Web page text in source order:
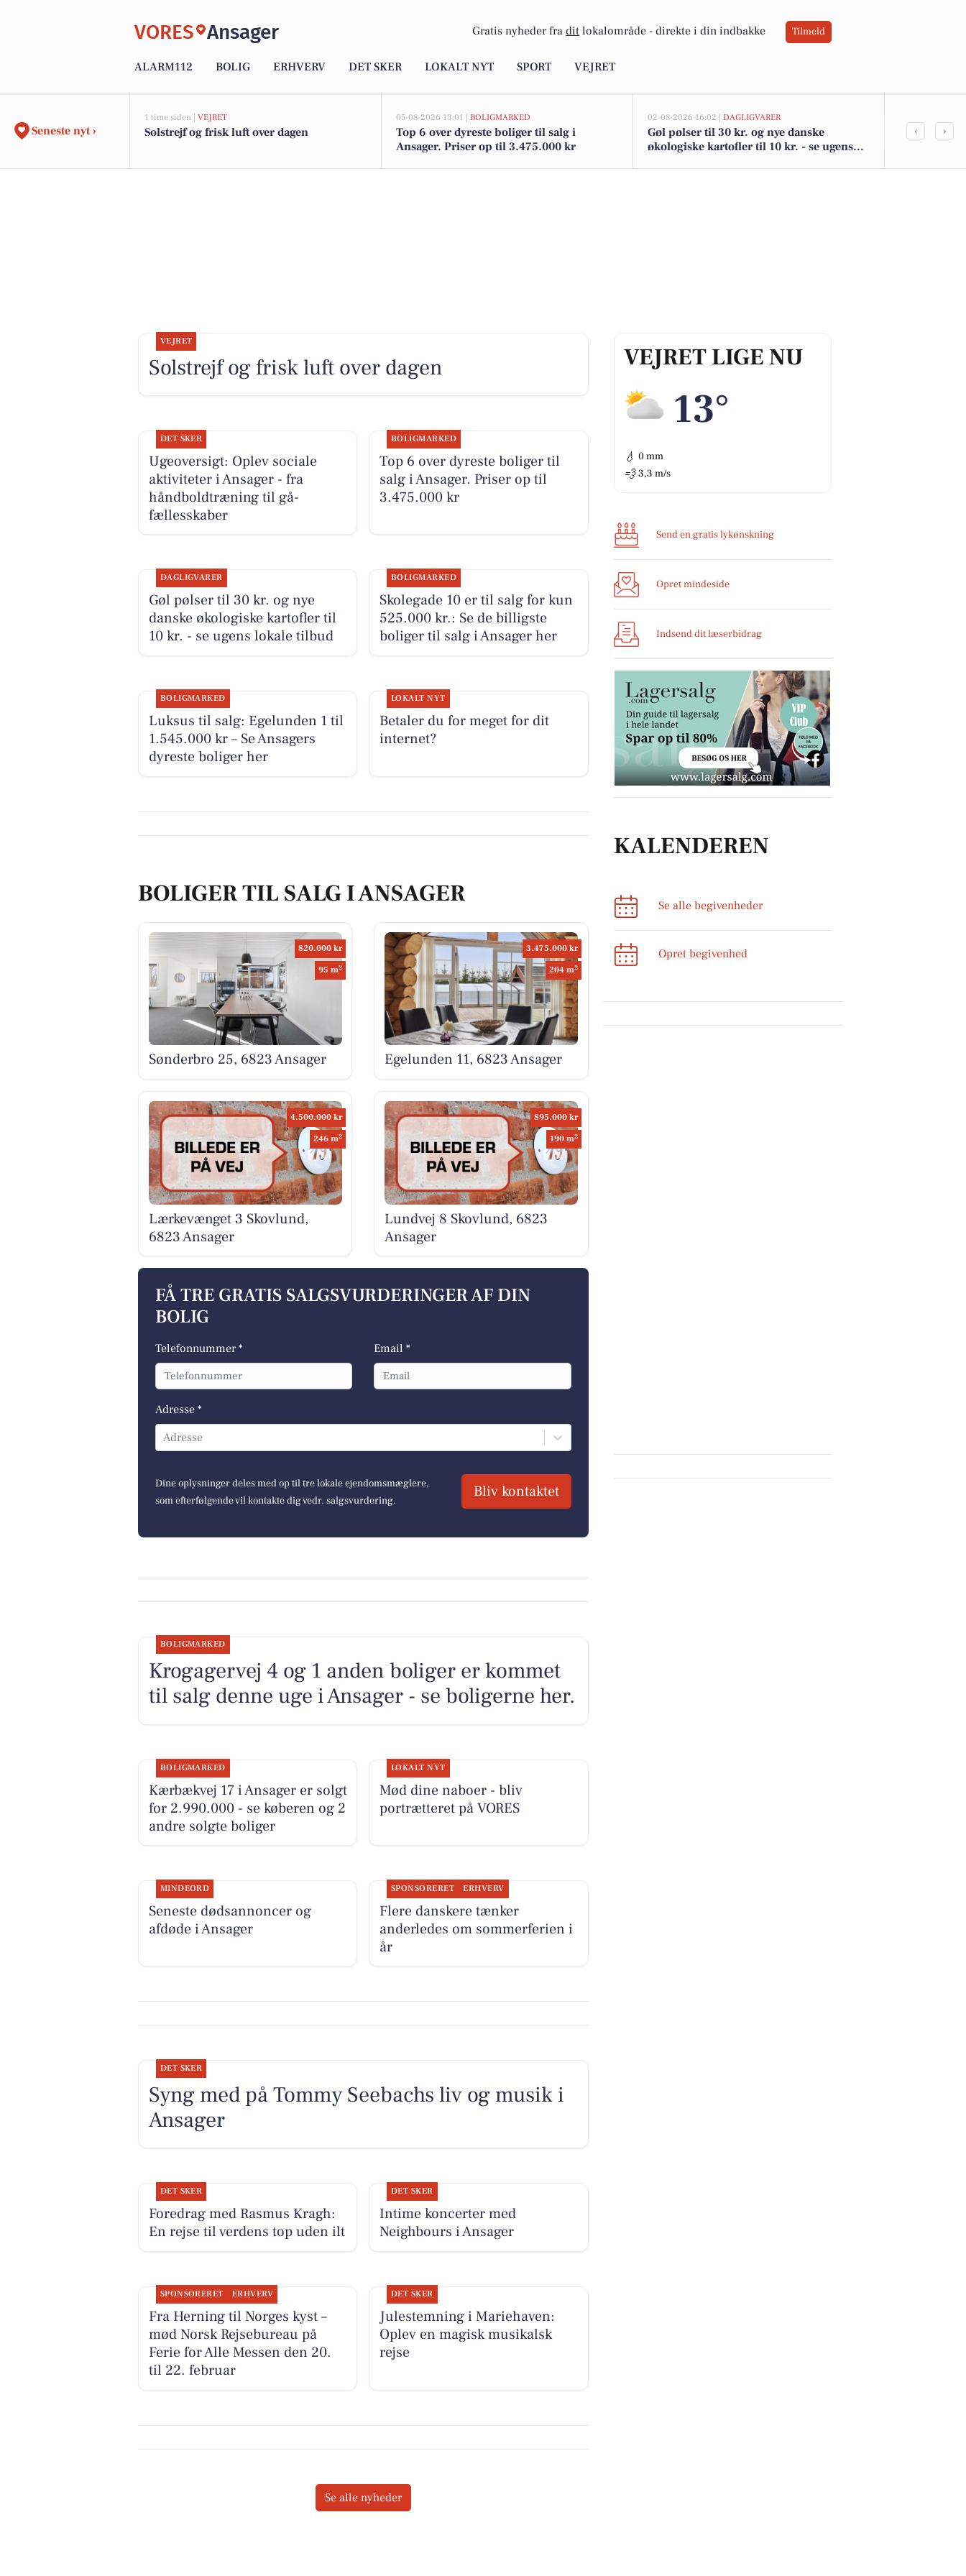
VORES Ansager Gratis nyheder fra dit lokalområde - direkte i din indbakke Tilmeld
ALARM112 BOLIG ERHVERV DET SKER LOKALT NYT SPORT VEJRET
Seneste nyt ›
1 time siden | VEJRET
Solstrejf og frisk luft over dagen
05-08-2026 13:01 | BOLIGMARKED
Top 6 over dyreste boliger til salg i
Ansager. Priser op til 3.475.000 kr
02-08-2026 16:02 | DAGLIGVARER
Gøl pølser til 30 kr. og nye danske
økologiske kartofler til 10 kr. - se ugens
‹ ›
VEJRET LIGE NU
13°
💧 0 mm
💨 3,3 m/s
Send en gratis lykønskning
Opret mindeside
Indsend dit læserbidrag
KALENDEREN
Se alle begivenheder
Opret begivenhed
VEJRET
Solstrejf og frisk luft over dagen
DET SKER
Ugeoversigt: Oplev sociale
aktiviteter i Ansager - fra
håndboldtræning til gå-
fællesskaber
BOLIGMARKED
Top 6 over dyreste boliger til
salg i Ansager. Priser op til
3.475.000 kr
DAGLIGVARER
Gøl pølser til 30 kr. og nye
danske økologiske kartofler til
10 kr. - se ugens lokale tilbud
BOLIGMARKED
Skolegade 10 er til salg for kun
525.000 kr.: Se de billigste
boliger til salg i Ansager her
BOLIGMARKED
Luksus til salg: Egelunden 1 til
1.545.000 kr – Se Ansagers
dyreste boliger her
LOKALT NYT
Betaler du for meget for dit
internet?
BOLIGER TIL SALG I ANSAGER
820.000 kr
95 m2
Sønderbro 25, 6823 Ansager
3.475.000 kr
204 m2
Egelunden 11, 6823 Ansager
4.500.000 kr
246 m2
Lærkevænget 3 Skovlund,
6823 Ansager
895.000 kr
190 m2
Lundvej 8 Skovlund, 6823
Ansager
FÅ TRE GRATIS SALGSVURDERINGER AF DIN
BOLIG
Telefonnummer * Email *
Adresse *
Adresse
Dine oplysninger deles med op til tre lokale ejendomsmæglere,
som efterfølgende vil kontakte dig vedr. salgsvurdering.
Bliv kontaktet
BOLIGMARKED
Krogagervej 4 og 1 anden boliger er kommet
til salg denne uge i Ansager - se boligerne her.
BOLIGMARKED
Kærbækvej 17 i Ansager er solgt
for 2.990.000 - se køberen og 2
andre solgte boliger
LOKALT NYT
Mød dine naboer - bliv
portrætteret på VORES
MINDEORD
Seneste dødsannoncer og
afdøde i Ansager
SPONSORERET ERHVERV
Flere danskere tænker
anderledes om sommerferien i
år
DET SKER
Syng med på Tommy Seebachs liv og musik i
Ansager
DET SKER
Foredrag med Rasmus Kragh:
En rejse til verdens top uden ilt
DET SKER
Intime koncerter med
Neighbours i Ansager
SPONSORERET ERHVERV
Fra Herning til Norges kyst –
mød Norsk Rejsebureau på
Ferie for Alle Messen den 20.
til 22. februar
DET SKER
Julestemning i Mariehaven:
Oplev en magisk musikalsk
rejse
Se alle nyheder